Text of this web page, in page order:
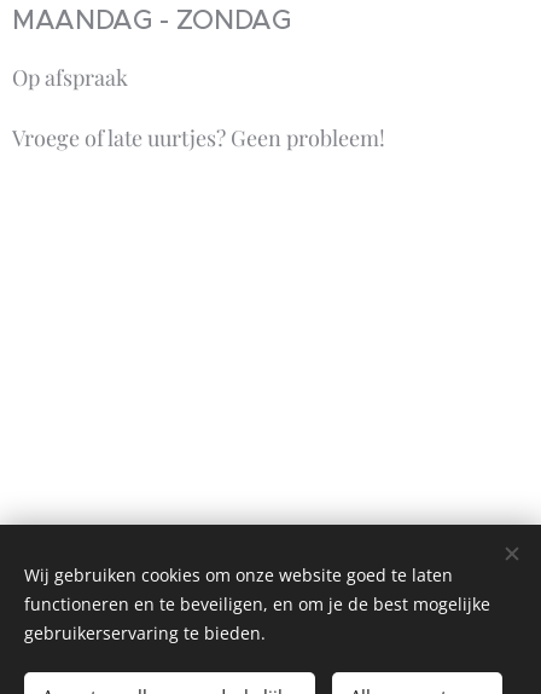
MAANDAG - ZONDAG
Op afspraak
Vroege of late uurtjes? Geen probleem!
Wij gebruiken cookies om onze website goed te laten
functioneren en te beveiligen, en om je de best mogelijke
gebruikerservaring te bieden.